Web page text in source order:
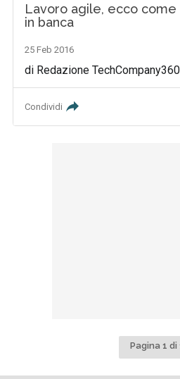
Lavoro agile, ecco come
in banca
25 Feb 2016
di Redazione TechCompany360
Condividi
Pagina 1 di